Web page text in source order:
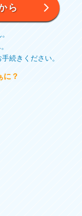
ら
続きください。
に？